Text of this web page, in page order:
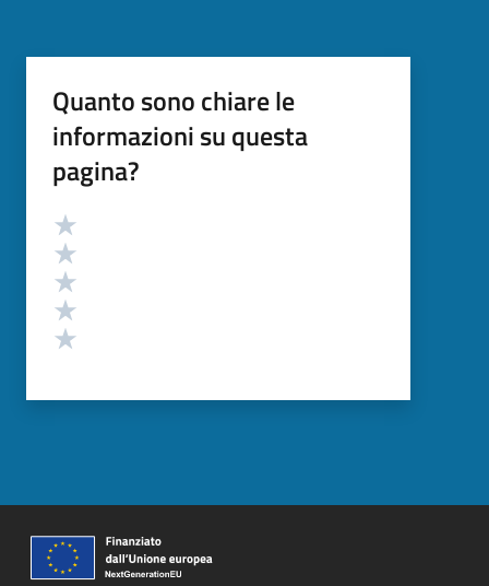
Quanto sono chiare le
informazioni su questa
pagina?
Valutazione